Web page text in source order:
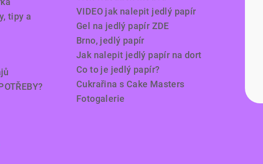
tipy a
VIDEO jak nalepit jedlý papír
Gel na jedlý papír ZDE
Brno, jedlý papír
Jak nalepit jedlý papír na dort
Co to je jedlý papír?
Cukrařina s Cake Masters
Fotogalerie